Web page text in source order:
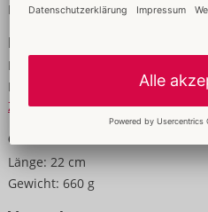
Gewicht 800 g.
ABS, PC, TPE.
Für Männer
Daten
Farbe:
Material:
Zur Materialkunde
Größe
Länge: 22 cm
Gewicht: 660 g